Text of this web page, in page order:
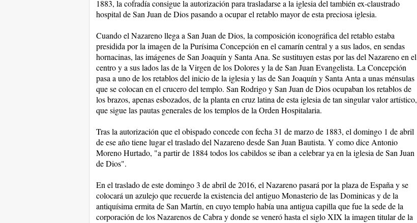
1883, la cofradía consigue la autorización para trasladarse a la iglesia del también ex-claustrado
hospital de San Juan de Dios pasando a ocupar el retablo mayor de esta preciosa iglesia.
Cuando el Nazareno llega a San Juan de Dios, la composición iconográfica del retablo estaba
presidida por la imagen de la Purísima Concepción en el camarín central y a sus lados, en sendas
hornacinas, las imágenes de San Joaquín y Santa Ana. Se sustituyen estas por las del Nazareno en el
centro y a sus lados las de la Virgen de los Dolores y la de San Juan Evangelista. La Concepción
pasa a uno de los retablos del inicio de la iglesia y las de San Joaquín y Santa Anta a unas ménsulas
que se colocan en el crucero del templo. San Rodrigo y San Juan de Dios ocupaban los retablos de
los brazos, apenas esbozados, de la planta en cruz latina de esta iglesia de tan singular valor artístico,
que sigue las pautas generales de los templos de la Orden Hospitalaria.
Tras la autorización que el obispado concede con fecha 31 de marzo de 1883, el domingo 1 de abril
de ese año tiene lugar el traslado del Nazareno desde San Juan Bautista. Y como dice Antonio
Moreno Hurtado, "a partir de 1884 todos los cabildos se iban a celebrar ya en la iglesia de San Juan
de Dios".
En el traslado de este domingo 3 de abril de 2016, el Nazareno pasará por la plaza de España y se
colocará un azulejo que recuerde la existencia del antiguo Monasterio de las Dominicas y de la
antiquísima ermita de San Martín, en cuyo templo había una antigua capilla que fue la sede de la
corporación de los Nazarenos de Cabra y donde se veneró hasta el siglo XIX la imagen titular de la